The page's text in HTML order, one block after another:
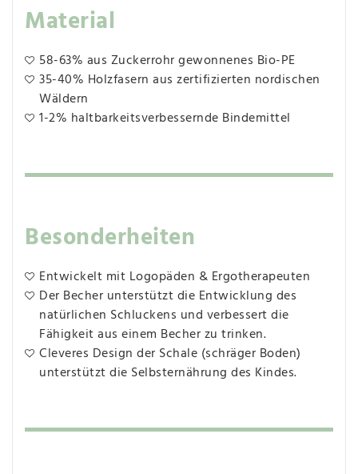
Material
58-63% aus Zuckerrohr gewonnenes Bio-PE
35-40% Holzfasern aus zertifizierten nordischen
Wäldern
1-2% haltbarkeitsverbessernde Bindemittel
Besonderheiten
Entwickelt mit Logopäden & Ergotherapeuten
Der Becher unterstützt die Entwicklung des
natürlichen Schluckens und verbessert die
Fähigkeit aus einem Becher zu trinken.
Cleveres Design der Schale (schräger Boden)
unterstützt die Selbsternährung des Kindes.